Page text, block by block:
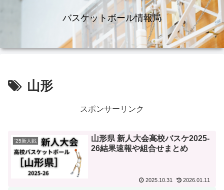
バスケットボール情報局
山形
スポンサーリンク
'25新人戦
山形県 新人大会高校バスケ2025-
26結果速報や組合せまとめ
2025.10.31 2026.01.11